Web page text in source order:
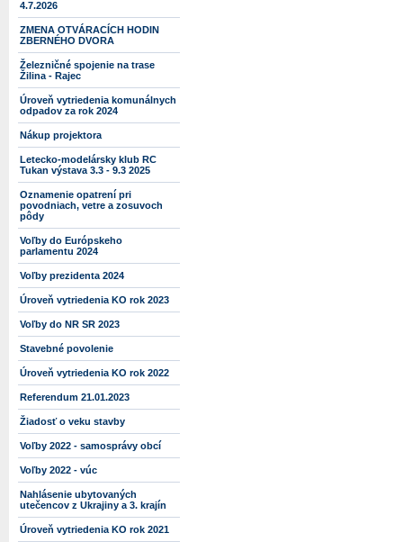
4.7.2026
ZMENA OTVÁRACÍCH HODIN
ZBERNÉHO DVORA
Železničné spojenie na trase
Žilina - Rajec
Úroveň vytriedenia komunálnych
odpadov za rok 2024
Nákup projektora
Letecko-modelársky klub RC
Tukan výstava 3.3 - 9.3 2025
Oznamenie opatrení pri
povodniach, vetre a zosuvoch
pôdy
Voľby do Európskeho
parlamentu 2024
Voľby prezidenta 2024
Úroveň vytriedenia KO rok 2023
Voľby do NR SR 2023
Stavebné povolenie
Úroveň vytriedenia KO rok 2022
Referendum 21.01.2023
Žiadosť o veku stavby
Voľby 2022 - samosprávy obcí
Voľby 2022 - vúc
Nahlásenie ubytovaných
utečencov z Ukrajiny a 3. krajín
Úroveň vytriedenia KO rok 2021